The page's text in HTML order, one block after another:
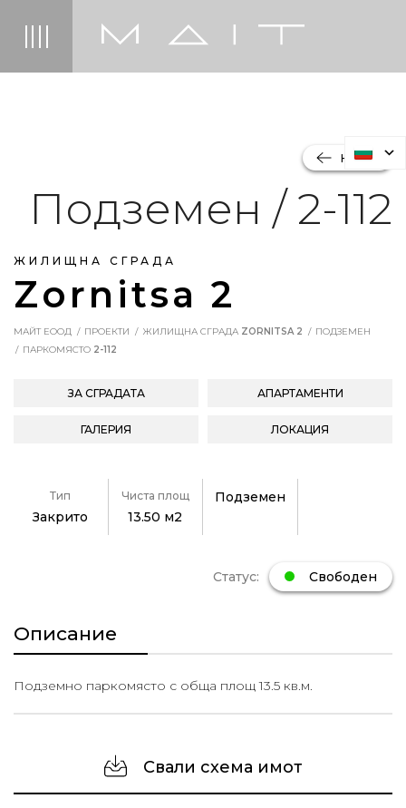
ЖИЛИЩНА СГРАДА
Zornitsa 2
НАЗАД
Подземен / 2-112
МАЙТ ЕООД ПРОЕКТИ ЖИЛИЩНА СГРАДА ZORNITSA 2
ПОДЗЕМЕН
ПАРКОМЯСТО 2-112
ЗА СГРАДАТА АПАРТАМЕНТИ
ГАЛЕРИЯ ЛОКАЦИЯ
Тип
Закрито
Чиста площ
13.50 м2
Подземен
Статус: Свободен
Описание
Подземно паркомясто с обща площ 13.5 кв.м.
Свали схема имот